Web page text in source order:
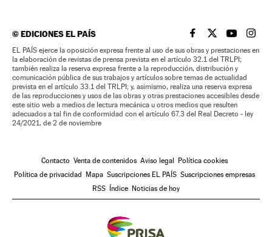
©EDICIONES EL PAÍS EL PAÍS BRASIL EN
EL PAÍSEL PAÍS
EL
EL PAÍS ejerce la oposición expresa frente al uso de sus obras y prestaciones en
la elaboración de revistas de prensa prevista en el artículo 32.1 del TRLPI;
también realiza la reserva expresa frente a la reproducción, distribución y
comunicación pública de sus trabajos y artículos sobre temas de actualidad
prevista en el artículo 33.1 del TRLPI; y, asimismo, realiza una reserva expresa
de las reproducciones y usos de las obras y otras prestaciones accesibles desde
este sitio web a medios de lectura mecánica u otros medios que resulten
adecuados a tal fin de conformidad con el artículo 67.3 del Real Decreto - ley
24/2021, de 2 de noviembre
Contacto Venta de contenidos Aviso legal
Política cookies
Política de privacidad
Mapa Suscripciones EL PAÍS Suscripciones empresas
RSS
Índice Noticias de hoy